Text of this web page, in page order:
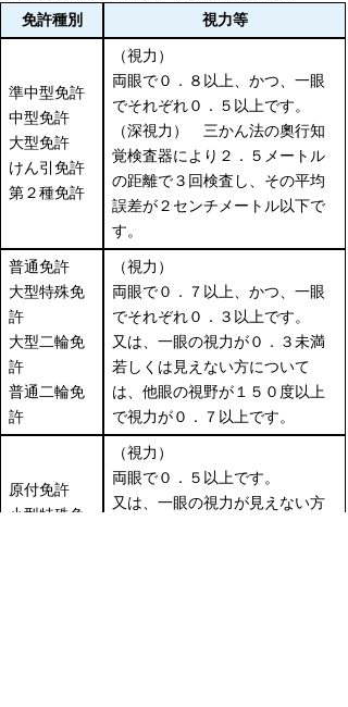
免許種別
視力等
準中型免許
中型免許
大型免許
けん引免許
第２種免許
（視力）
両眼で０．８以上、かつ、一眼
でそれぞれ０．５以上です。
（深視力） 三かん法の奧行知
覚検査器により２．５メートル
の距離で３回検査し、その平均
誤差が２センチメートル以下で
す。
普通免許
大型特殊免
許
大型二輪免
許
普通二輪免
許
（視力）
両眼で０．７以上、かつ、一眼
でそれぞれ０．３以上です。
又は、一眼の視力が０．３未満
若しくは見えない方について
は、他眼の視野が１５０度以上
で視力が０．７以上です。
原付免許
小型特殊免
（視力）
両眼で０．５以上です。
又は、一眼の視力が見えない方